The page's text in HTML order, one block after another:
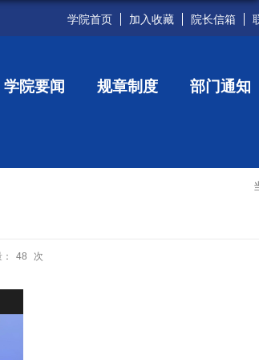
学院首页 加入收藏 院长信箱
学院要闻 规章制度 部门通知
48 次